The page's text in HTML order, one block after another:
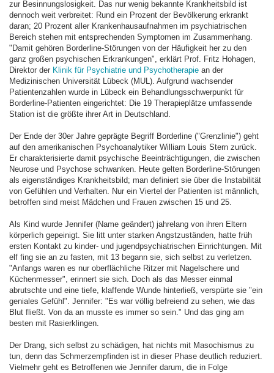
zur Besinnungslosigkeit. Das nur wenig bekannte Krankheitsbild ist
dennoch weit verbreitet: Rund ein Prozent der Bevölkerung erkrankt
daran; 20 Prozent aller Krankenhausaufnahmen im psychiatrischen
Bereich stehen mit entsprechenden Symptomen im Zusammenhang.
"Damit gehören Borderline-Störungen von der Häufigkeit her zu den
ganz großen psychischen Erkrankungen", erklärt Prof. Fritz Hohagen,
Direktor der Klinik für Psychiatrie und Psychotherapie an der
Medizinischen Universität Lübeck (MUL). Aufgrund wachsender
Patientenzahlen wurde in Lübeck ein Behandlungsschwerpunkt für
Borderline-Patienten eingerichtet: Die 19 Therapieplätze umfassende
Station ist die größte ihrer Art in Deutschland.
Der Ende der 30er Jahre geprägte Begriff Borderline ("Grenzlinie") geht
auf den amerikanischen Psychoanalytiker William Louis Stern zurück.
Er charakterisierte damit psychische Beeinträchtigungen, die zwischen
Neurose und Psychose schwanken. Heute gelten Borderline-Störungen
als eigenständiges Krankheitsbild; man definiert sie über die Instabilität
von Gefühlen und Verhalten. Nur ein Viertel der Patienten ist männlich,
betroffen sind meist Mädchen und Frauen zwischen 15 und 25.
Als Kind wurde Jennifer (Name geändert) jahrelang von ihren Eltern
körperlich gepeinigt. Sie litt unter starken Angstzuständen, hatte früh
ersten Kontakt zu kinder- und jugendpsychiatrischen Einrichtungen. Mit
elf fing sie an zu fasten, mit 13 begann sie, sich selbst zu verletzen.
"Anfangs waren es nur oberflächliche Ritzer mit Nagelschere und
Küchenmesser", erinnert sie sich. Doch als das Messer einmal
abrutschte und eine tiefe, klaffende Wunde hinterließ, verspürte sie "ein
geniales Gefühl". Jennifer: "Es war völlig befreiend zu sehen, wie das
Blut fließt. Von da an musste es immer so sein." Und das ging am
besten mit Rasierklingen.
Der Drang, sich selbst zu schädigen, hat nichts mit Masochismus zu
tun, denn das Schmerzempfinden ist in dieser Phase deutlich reduziert.
Vielmehr geht es Betroffenen wie Jennifer darum, die in Folge